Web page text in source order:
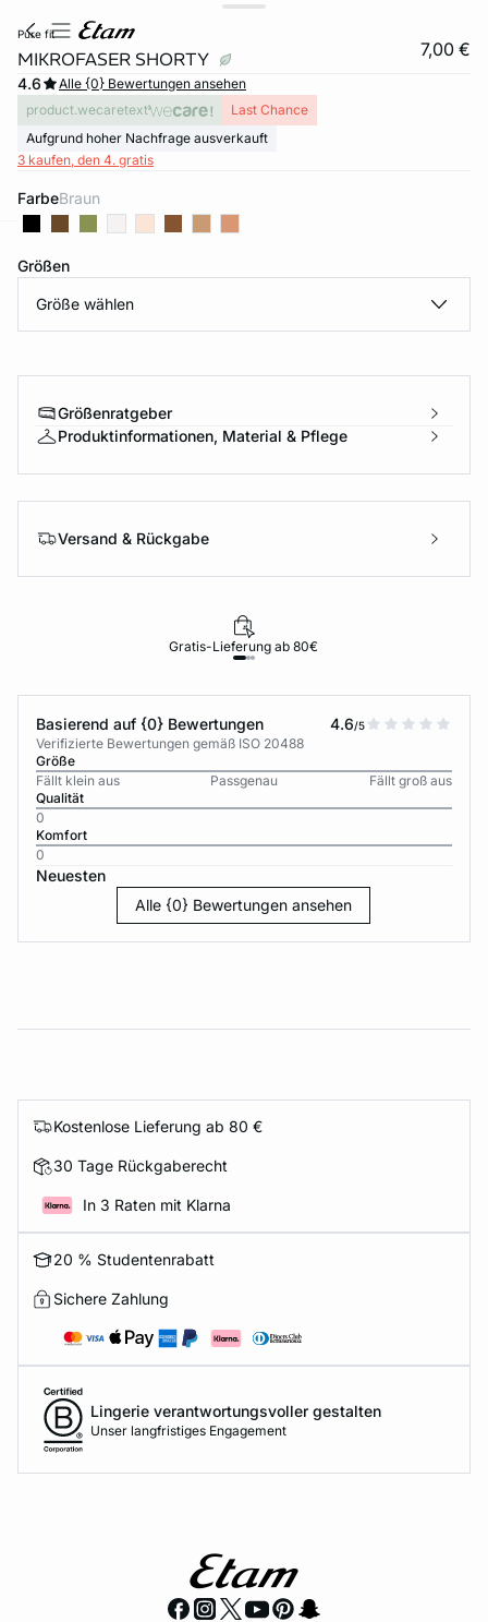
pure fit
MIKROFASER SHORTY 7,00 €
4.6
Alle {0} Bewertungen ansehen
product.wecaretext
Last Chance
Aufgrund hoher Nachfrage ausverkauft
3 kaufen, den 4. gratis
Farbe braun
Größen
Größe wählen
Größenratgeber
Produktinformationen, Material & Pflege
Versand & Rückgabe
Gratis-Lieferung ab 80€
Basierend auf {0} Bewertungen 4.6/5
Verifizierte Bewertungen gemäß ISO 20488
Größe
Fällt klein aus
Passgenau
Fällt groß aus
Qualität
0
Komfort
0
Neuesten
Alle {0} Bewertungen ansehen
Kostenlose Lieferung ab 80 €
30 Tage Rückgaberecht
In 3 Raten mit Klarna
20 % Studentenrabatt
Sichere Zahlung
Lingerie verantwortungsvoller gestalten
Unser langfristiges Engagement